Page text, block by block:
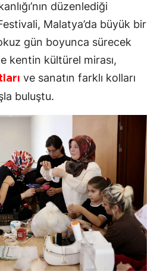
düzenlediği
Malatya’da büyük bir
gün boyunca sürecek
kentin kültürel mirası,
ve sanatın farklı kolları
buluştu.